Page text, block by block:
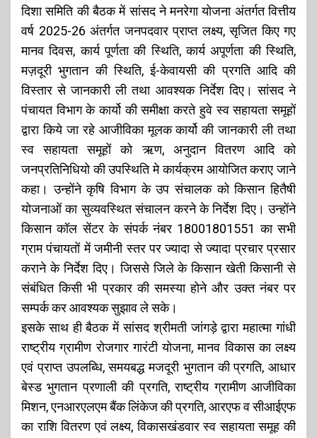
दिशा समिति की बैठक में सांसद ने मनरेगा योजना अंतर्गत वित्तीय
वर्ष 2025-26 अंतर्गत जनपदवार प्राप्त लक्ष्य, सृजित किए गए
मानव दिवस, कार्य पूर्णता की स्थिति, कार्य अपूर्णता की स्थिति,
मज़दूरी भुगतान की स्थिति, ई-केवायसी की प्रगति आदि की
विस्तार से जानकारी ली तथा आवश्यक निर्देश दिए। सांसद ने
पंचायत विभाग के कार्यो की समीक्षा करते हुवे स्व सहायता समूहों
द्वारा किये जा रहे आजीविका मूलक कार्यो की जानकारी ली तथा
स्व सहायता समूहों को ऋण, अनुदान वितरण आदि को
जनप्रतिनिधियो की उपस्थिति मे कार्यक्रम आयोजित कराए जाने
कहा। उन्होंने कृषि विभाग के उप संचालक को किसान हितैषी
योजनाओं का सुव्यवस्थित संचालन करने के निर्देश दिए। उन्होंने
किसान कॉल सेंटर के संपर्क नंबर 18001801551 का सभी
ग्राम पंचायतों में जमीनी स्तर पर ज्यादा से ज्यादा प्रचार प्रसार
कराने के निर्देश दिए। जिससे जिले के किसान खेती किसानी से
संबंधित किसी भी प्रकार की समस्या होने और उक्त नंबर पर
सम्पर्क कर आवश्यक सुझाव ले सके।
इसके साथ ही बैठक में सांसद श्रीमती जांगड़े द्वारा महात्मा गांधी
राष्ट्रीय ग्रामीण रोजगार गारंटी योजना, मानव विकास का लक्ष्य
एवं प्राप्त उपलब्धि, समयबद्ध मजदूरी भुगतान की प्रगति, आधार
बेस्ड भुगतान प्रणाली की प्रगति, राष्ट्रीय ग्रामीण आजीविका
मिशन, एनआरएलएम बैंक लिंकेज की प्रगति, आरएफ व सीआईएफ
का राशि वितरण एवं लक्ष्य, विकासखंडवार स्व सहायता समूह की